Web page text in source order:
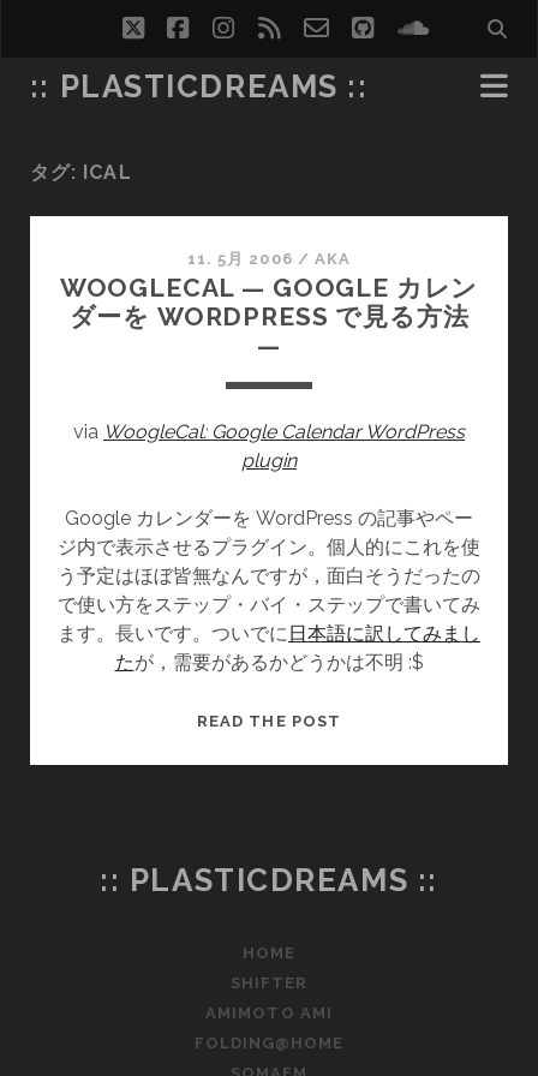
twitterfacebookinstagram
rss email-
form
github
:: PLASTICDREAMS ::
タグ: ICAL
11. 5月 2006 / AKA
WOOGLECAL — GOOGLE カレン
ダーを WORDPRESS で見る方法
—
via WoogleCal: Google Calendar WordPress
plugin
Google カレンダーを WordPress の記事やペー
ジ内で表示させるプラグイン。個人的にこれを使
う予定はほぼ皆無なんですが，面白そうだったの
で使い方をステップ・バイ・ステップで書いてみ
ます。長いです。ついでに日本語に訳してみまし
たが，需要があるかどうかは不明 :$
READ THE POST
ダ
見
:: PLASTICDREAMS ::
HOME
SHIFTER
AMIMOTO AMI
FOLDING@HOME